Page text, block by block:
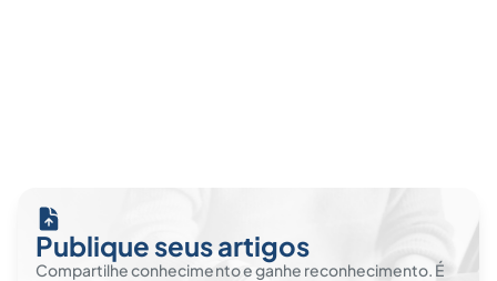
Publique seus artigos
Compartilhe conhecimento e ganhe reconhecimento. É